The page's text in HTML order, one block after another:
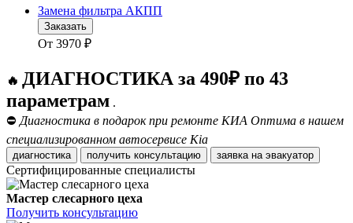
Замена фильтра АКПП
Заказать
От 3970 ₽
🔥 ДИАГНОСТИКА за 490₽ по 43
параметрам .
⛔ Диагностика в подарок при ремонте КИА Оптима в нашем
специализированном автосервисе Kia
диагностика получить консультацию заявка на эвакуатор
Сертифицированные специалисты
Мастер слесарного цеха
Получить консультацию